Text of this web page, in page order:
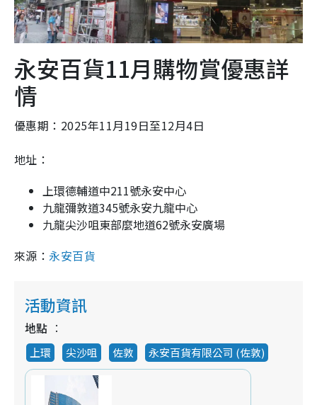
永安百貨11月購物賞優惠詳
情
優惠期：2025年11月19日至12月4日
地址：
上環德輔道中211號永安中心
九龍彌敦道345號永安九龍中心
九龍尖沙咀東部麼地道62號永安廣場
來源：永安百貨
活動資訊
地點
上環 尖沙咀 佐敦 永安百貨有限公司 (佐敦)